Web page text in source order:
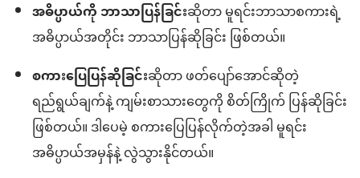
အဓိပ္ပာယ်ကို ဘာသာပြန်ခြင်းဆိုတာ မူရင်းဘာသာစကားရဲ့
အဓိပ္ပာယ်အတိုင်း ဘာသာပြန်ဆိုခြင်း ဖြစ်တယ်။
စကားပြေပြန်ဆိုခြင်းဆိုတာ ဖတ်ပျော်အောင်ဆိုတဲ့
ရည်ရွယ်ချက်နဲ့ ကျမ်းစာသားတွေကို စိတ်ကြိုက် ပြန်ဆိုခြင်း
ဖြစ်တယ်။ ဒါပေမဲ့ စကားပြေပြန်လိုက်တဲ့အခါ မူရင်း
အဓိပ္ပာယ်အမှန်နဲ့ လွဲသွားနိုင်တယ်။